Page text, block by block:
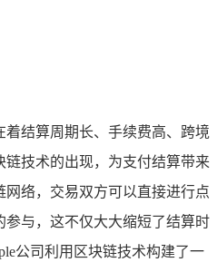
结算周期长、手续费高、跨境
技术的出现，为支付结算带来
络，交易双方可以直接进行点
与，这不仅大大缩短了结算时
公司利用区块链技术构建了一